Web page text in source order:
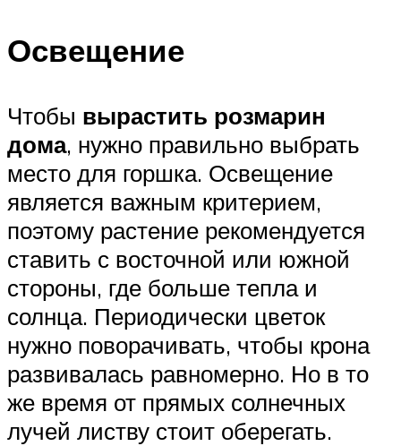
Освещение
Чтобы вырастить розмарин
дома, нужно правильно выбрать
место для горшка. Освещение
является важным критерием,
поэтому растение рекомендуется
ставить с восточной или южной
стороны, где больше тепла и
солнца. Периодически цветок
нужно поворачивать, чтобы крона
развивалась равномерно. Но в то
же время от прямых солнечных
лучей листву стоит оберегать.